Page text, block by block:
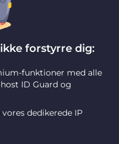
forstyrre dig:
funktioner med alle
ID Guard og
dedikerede IP